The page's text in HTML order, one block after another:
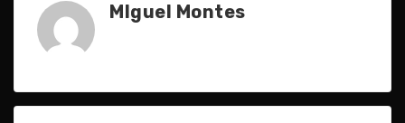
MIguel Montes